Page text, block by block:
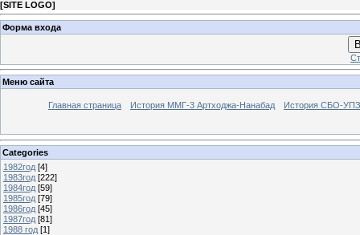
[SITE LOGO]
Форма входа
Меню сайта
Главная страница История ММГ-3 Артходжа-Нанабад История СБО-УПЗ
Categories
1982год [4]
1983год [222]
1984год [59]
1985год [79]
1986год [45]
1987год [81]
1988 год [1]